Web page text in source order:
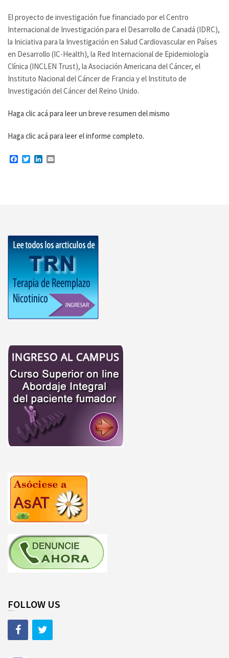
El proyecto de investigación fue financiado por el Centro
Internacional de Investigación para el Desarrollo de Canadá (IDRC),
la Iniciativa para la Investigación en Salud Cardiovascular en Países
en Desarrollo (IC-Health), la Red Internacional de Epidemiología
Clínica (INCLEN Trust), la Asociación Americana del Cáncer, el
Instituto Nacional del Cáncer de Francia y el Instituto de
Investigación del Cáncer del Reino Unido.
Haga clic acá para leer un breve resumen del mismo
Haga clic acá para leer el informe completo.
Facebook
TwitterLinkedIn
FOLLOW US